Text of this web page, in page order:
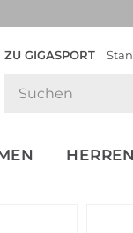
ZU GIGASPORT
HERREN